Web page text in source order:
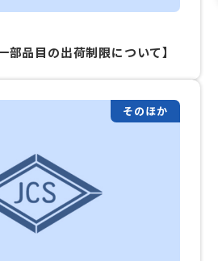
部品目の出荷制限について】
そのほか